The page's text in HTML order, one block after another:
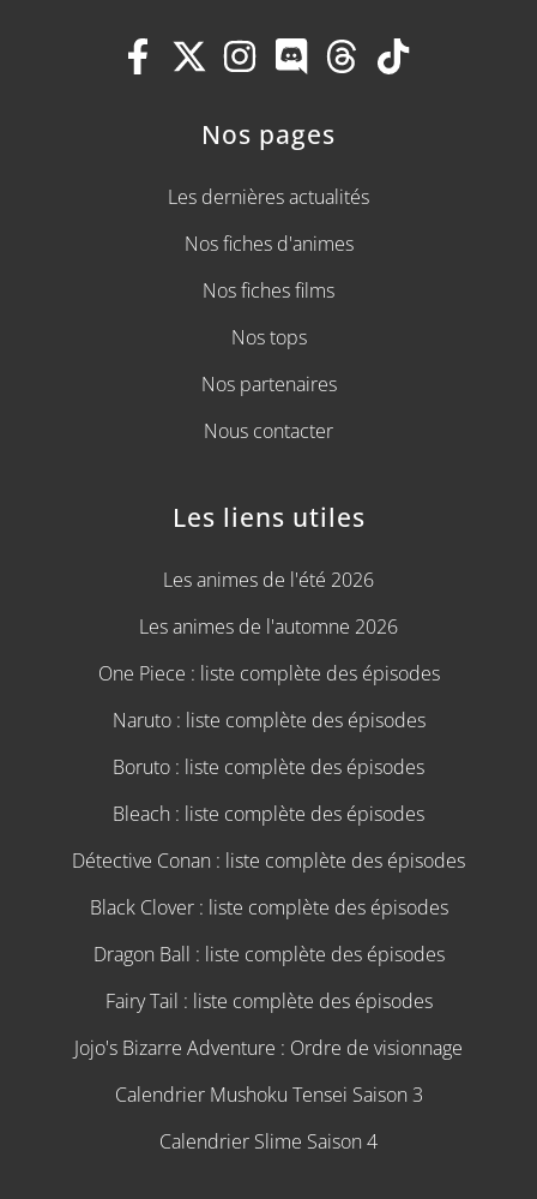
Nos pages
Les dernières actualités
Nos fiches d'animes
Nos fiches films
Nos tops
Nos partenaires
Nous contacter
Les liens utiles
Les animes de l'été 2026
Les animes de l'automne 2026
One Piece : liste complète des épisodes
Naruto : liste complète des épisodes
Boruto : liste complète des épisodes
Bleach : liste complète des épisodes
Détective Conan : liste complète des épisodes
Black Clover : liste complète des épisodes
Dragon Ball : liste complète des épisodes
Fairy Tail : liste complète des épisodes
Jojo's Bizarre Adventure : Ordre de visionnage
Calendrier Mushoku Tensei Saison 3
Calendrier Slime Saison 4